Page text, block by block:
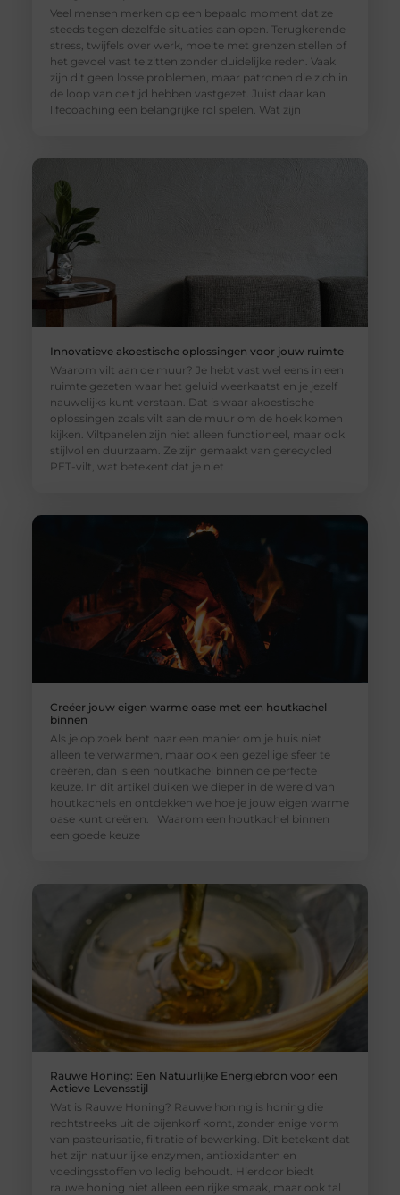
Veel mensen merken op een bepaald moment dat ze
steeds tegen dezelfde situaties aanlopen. Terugkerende
stress, twijfels over werk, moeite met grenzen stellen of
het gevoel vast te zitten zonder duidelijke reden. Vaak
zijn dit geen losse problemen, maar patronen die zich in
de loop van de tijd hebben vastgezet. Juist daar kan
lifecoaching een belangrijke rol spelen. Wat zijn
Innovatieve akoestische oplossingen voor jouw ruimte
Waarom vilt aan de muur? Je hebt vast wel eens in een
ruimte gezeten waar het geluid weerkaatst en je jezelf
nauwelijks kunt verstaan. Dat is waar akoestische
oplossingen zoals vilt aan de muur om de hoek komen
kijken. Viltpanelen zijn niet alleen functioneel, maar ook
stijlvol en duurzaam. Ze zijn gemaakt van gerecycled
PET-vilt, wat betekent dat je niet
Creëer jouw eigen warme oase met een houtkachel
binnen
Als je op zoek bent naar een manier om je huis niet
alleen te verwarmen, maar ook een gezellige sfeer te
creëren, dan is een houtkachel binnen de perfecte
keuze. In dit artikel duiken we dieper in de wereld van
houtkachels en ontdekken we hoe je jouw eigen warme
oase kunt creëren. Waarom een houtkachel binnen
een goede keuze
Rauwe Honing: Een Natuurlijke Energiebron voor een
Actieve Levensstijl
Wat is Rauwe Honing? Rauwe honing is honing die
rechtstreeks uit de bijenkorf komt, zonder enige vorm
van pasteurisatie, filtratie of bewerking. Dit betekent dat
het zijn natuurlijke enzymen, antioxidanten en
voedingsstoffen volledig behoudt. Hierdoor biedt
rauwe honing niet alleen een rijke smaak, maar ook tal